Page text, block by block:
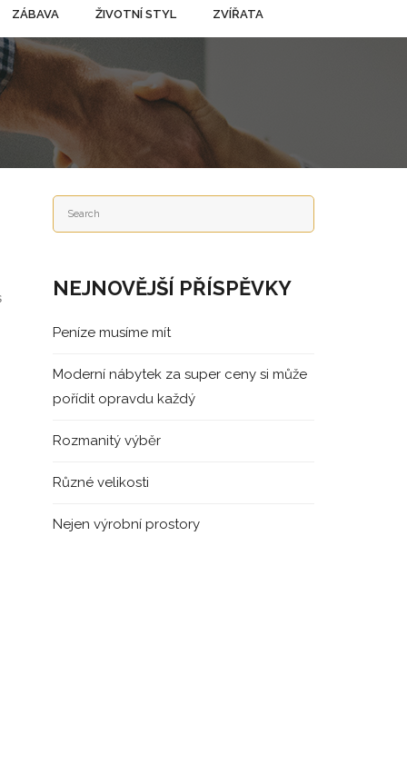
ZÁBAVA ŽIVOTNÍ STYL ZVÍŘATA
NEJNOVĚJŠÍ PŘÍSPĚVKY
Peníze musíme mít
Moderní nábytek za super ceny si může
pořídit opravdu každý
Rozmanitý výběr
Různé velikosti
Nejen výrobní prostory